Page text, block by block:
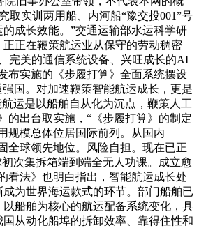
取实训两用船、内河船“豫交投001”号
成长效能。”交通运输部水运科学研
正在鞭策航运业从保守的劳动稠密
完美的通信系统设备、兴旺成长的AI
布实施的《步履打算》全面系统摆设
国。对加速鞭策智能航运成长，更是
运是以船舶自从化为沉点，鞭策人工
的出台取实施，“《步履打算》的制定
规模总体位居国际前列。从国内
全球领先地位。风险自担。现在已正
次集拆箱端到端全无人功课。成立愈
看法》也明白指出，智能航运成长处
为世界海运款式的环节。部门船舶已
船舶为核心的航运配备系统变化，具
从动化船埠的拆卸效率、靠得住性和